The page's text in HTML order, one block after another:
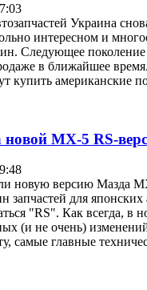
Украина
интересном и
Следующее поколение
в ближайшее
купить американские
новой MX-5 RS-
новую версию Мазда
запчастей для японских
"RS". Как всегда, в
(и не очень)
самые главные